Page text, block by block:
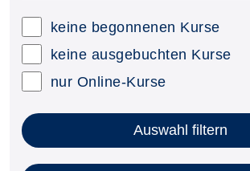
keine begonnenen Kurse
keine ausgebuchten Kurse
nur Online-Kurse
Auswahl filtern